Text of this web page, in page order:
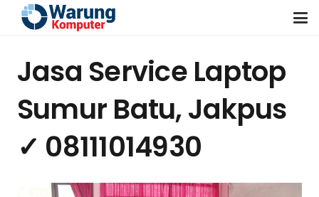
Jasa Service Laptop
Sumur Batu, Jakpus
✓ 08111014930